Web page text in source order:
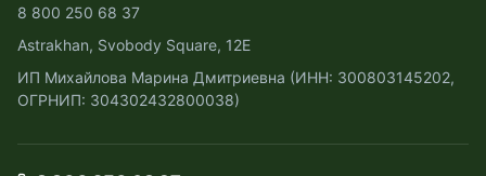
8 800 250 68 37
Astrakhan, Svobody Square, 12Е
ИП Михайлова Марина Дмитриевна (ИНН: 300803145202,
ОГРНИП: 304302432800038)